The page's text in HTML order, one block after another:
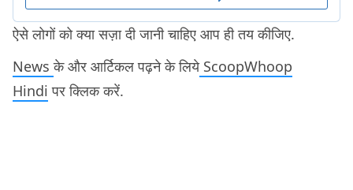
ऐसे लोगों को क्या सज़ा दी जानी चाहिए आप ही तय कीजिए.
Newsके और आर्टिकल पढ़ने के लियेScoopWhoop
Hindi पर क्लिक करें.